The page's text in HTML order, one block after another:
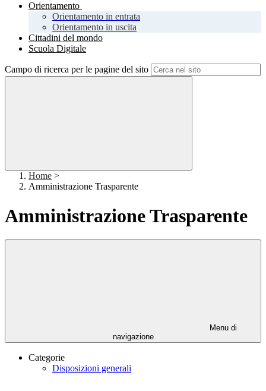
Orientamento
Orientamento in entrata
Orientamento in uscita
Cittadini del mondo
Scuola Digitale
Campo di ricerca per le pagine del sito
Home >
Amministrazione Trasparente
Amministrazione Trasparente
Menu di
navigazione
Categorie
Disposizioni generali